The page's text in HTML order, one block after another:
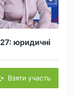
юридичні
Взяти участь